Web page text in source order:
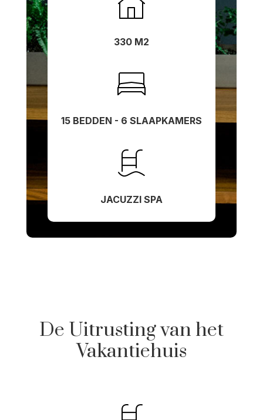
330 M2
15 BEDDEN - 6 SLAAPKAMERS
JACUZZI SPA
De Uitrusting van het
Vakantiehuis